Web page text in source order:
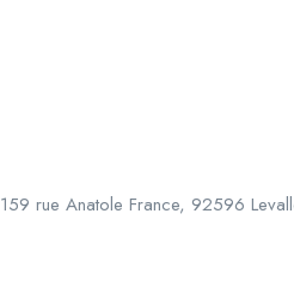
rue Anatole France, 92596